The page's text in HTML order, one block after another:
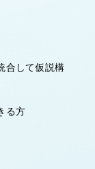
合して仮説構
る方